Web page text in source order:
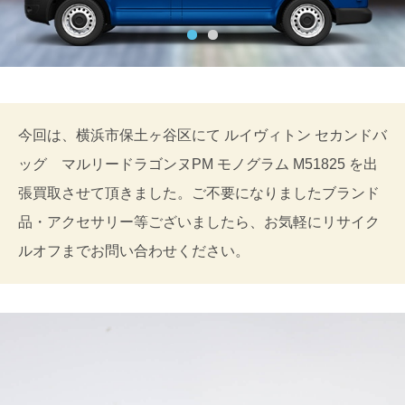
今回は、横浜市保土ヶ谷区にて ルイヴィトン セカンドバ
ッグ マルリードラゴンヌPM モノグラム M51825 を出
張買取させて頂きました。ご不要になりましたブランド
品・アクセサリー等ございましたら、お気軽にリサイク
ルオフまでお問い合わせください。